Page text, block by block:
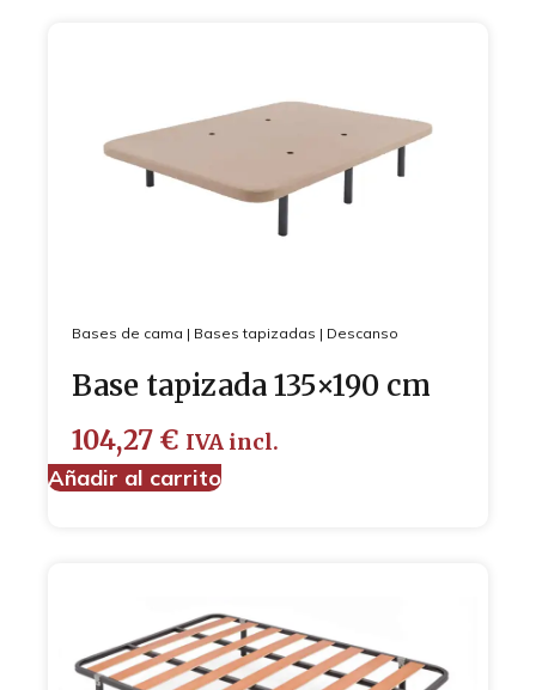
Bases de cama | Bases tapizadas | Descanso
Base tapizada 135×190 cm
104,27 € IVA incl.
Añadir al carrito